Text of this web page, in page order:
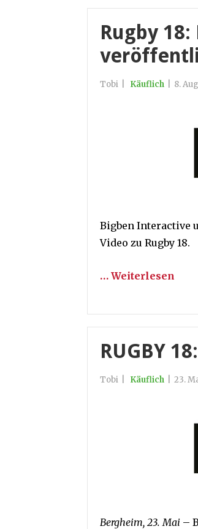
Rugby
Tobi Käuflich 8.
Bigben Interactive
Video zu Rugby 18.
… Weiterlesen
RUGBY
Tobi Käuflich 23.
Bergheim, 23. Mai –